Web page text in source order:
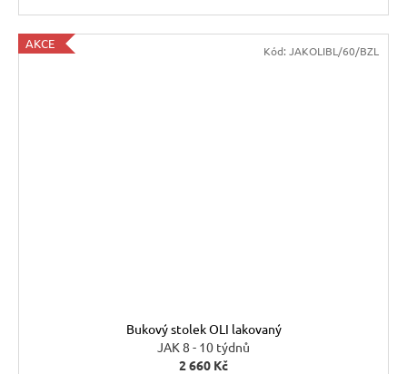
AKCE
Bukový stolek OLI lakovaný
JAK 8 - 10 týdnů
2 660 Kč
Kód: JAKOLIBL/60/BZL